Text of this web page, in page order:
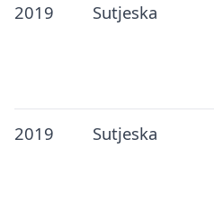
2019 Sutjeska
2019 Sutjeska